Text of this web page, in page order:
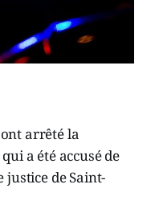
arrêté la
a été accusé de
de Saint-